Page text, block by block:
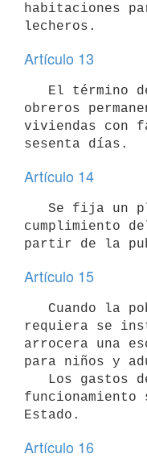
habitaciones
lecheros.
Artículo 13
obreros
viviendas con
sesenta días.
Artículo 14
cumplimiento
partir de la
Artículo 15
requiera se
arrocera una
para niños y
Estado.
Artículo 16